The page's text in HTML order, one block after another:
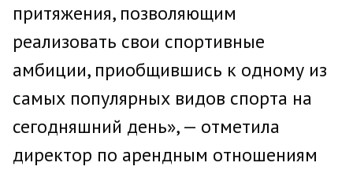
притяжения, позволяющим
реализовать свои спортивные
амбиции, приобщившись к одному из
самых популярных видов спорта на
сегодняшний день», — отметила
директор по арендным отношениям